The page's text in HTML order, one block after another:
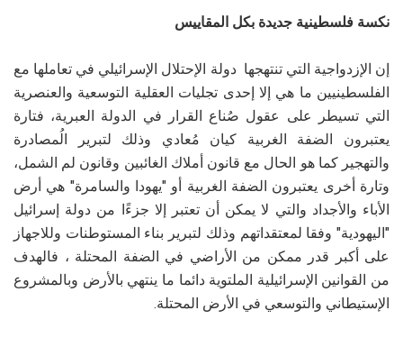
نكسة فلسطينية جديدة بكل المقاييس
إن الإزدواجية التي تنتهجها دولة الإحتلال الإسرائيلي في تعاملها مع
الفلسطينيين ما هي إلا إحدى تجليات العقلية التوسعية والعنصرية
التي تسيطر على عقول صُناع القرار في الدولة العبرية، فتارة
يعتبرون الضفة الغربية كيان مُعادي وذلك لتبرير الُمصادرة
والتهجير كما هو الحال مع قانون أملاك الغائبين وقانون لم الشمل،
وتارة أخرى يعتبرون الضفة الغربية أو "يهودا والسامرة" هي أرض
الأباء والأجداد والتي لا يمكن أن تعتبر إلا جزءًا من دولة إسرائيل
"اليهودية" وفقا لمعتقداتهم وذلك لتبرير بناء المستوطنات وللاجهاز
على أكبر قدر ممكن من الأراضي في الضفة المحتلة ، فالهدف
من القوانين الإسرائيلية الملتوية دائما ما ينتهي بالأرض وبالمشروع
الإستيطاني والتوسعي في الأرض المحتلة.